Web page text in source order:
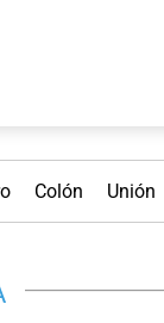
Colón Unión